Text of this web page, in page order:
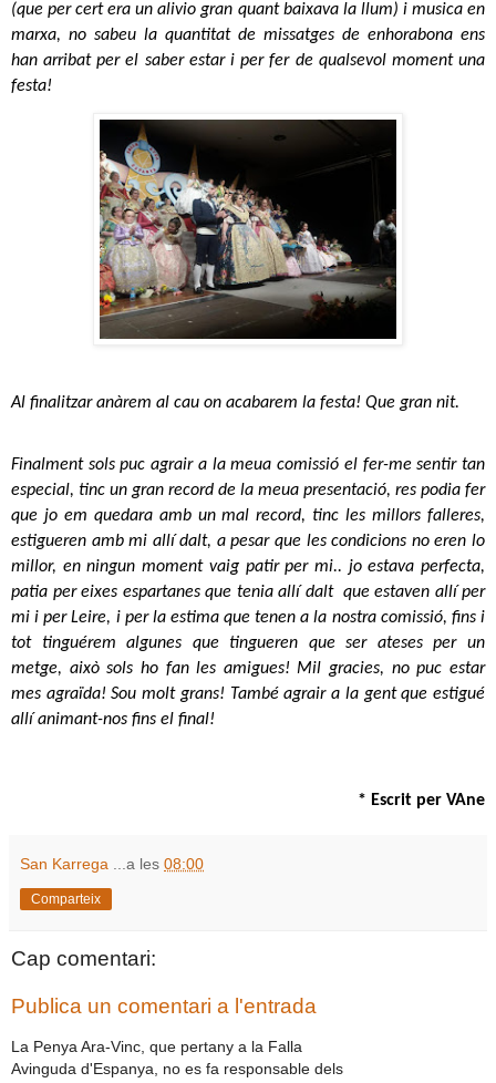
(que per cert era un alivio gran quant baixava la llum) i musica en
marxa, no sabeu la quantitat de missatges de enhorabona ens
han arribat per el saber estar i per fer de qualsevol moment una
festa!
Al finalitzar anàrem al cau on acabarem la festa! Que gran nit.
Finalment sols puc agrair a la meua comissió el fer-me sentir tan
especial, tinc un gran record de la meua presentació, res podia fer
que jo em quedara amb un mal record, tinc les millors falleres,
estigueren amb mi allí dalt, a pesar que les condicions no eren lo
millor, en ningun moment vaig patir per mi.. jo estava perfecta,
patia per eixes espartanes que tenia allí dalt  que estaven allí per
mi i per Leire, i per la estima que tenen a la nostra comissió, fins i
tot tinguérem algunes que tingueren que ser ateses per un
metge, això sols ho fan les amigues! Mil gracies, no puc estar
mes agraïda! Sou molt grans! També agrair a la gent que estigué
allí animant-nos fins el final!
* Escrit per VAne
San Karrega ...a les 08:00
Comparteix
Cap comentari:
Publica un comentari a l'entrada
La Penya Ara-Vinc, que pertany a la Falla
Avinguda d'Espanya, no es fa responsable dels